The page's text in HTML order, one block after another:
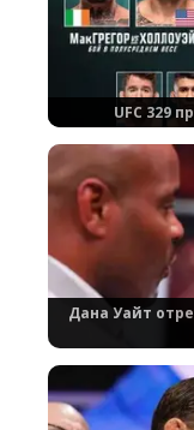
UFC 329
Дана Уайт